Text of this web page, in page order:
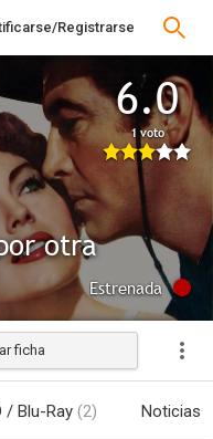
Registrarse
6.0
1 voto
otra
Estrenada
ficha
/ Blu-Ray (2) Noticias